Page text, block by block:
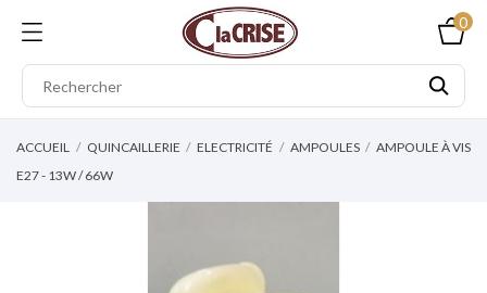
0
ACCUEIL QUINCAILLERIE ELECTRICITÉ AMPOULES
AMPOULE À VIS
E27 - 13W / 66W